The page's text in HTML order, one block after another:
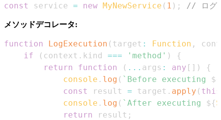
const service = new MyNewService ( 1 ) ; // ロ
メソッドデコレータ:
function LogExecution ( target : Function ,
if
( context . kind === 'method' )
{
return
function ( ... args : any [ ] )
{
console . log ( ` Before executing
${
const
result = target . apply ( this
console . log ( ` After executing ${
return
result ;